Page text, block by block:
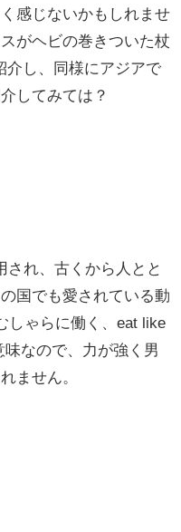
感じないかもしれませ
がヘビの巻きついた杖
介し、同様にアジアで
してみては？
され、古くから人とと
国でも愛されている動
しゃらに働く、eat like
なので、力が強く男
ません。